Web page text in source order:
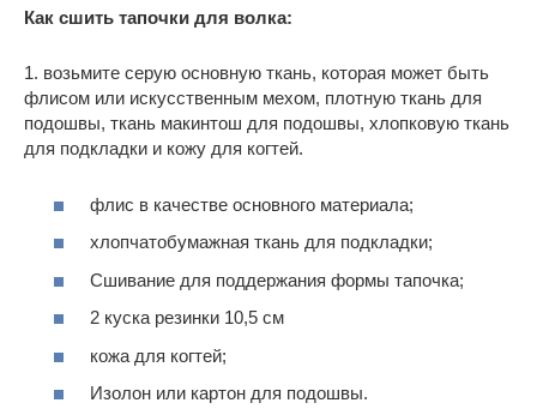
Как сшить тапочки для волка:
1. возьмите серую основную ткань, которая может быть
флисом или искусственным мехом, плотную ткань для
подошвы, ткань макинтош для подошвы, хлопковую ткань
для подкладки и кожу для когтей.
флис в качестве основного материала;
хлопчатобумажная ткань для подкладки;
Сшивание для поддержания формы тапочка;
2 куска резинки 10,5 см
кожа для когтей;
Изолон или картон для подошвы.